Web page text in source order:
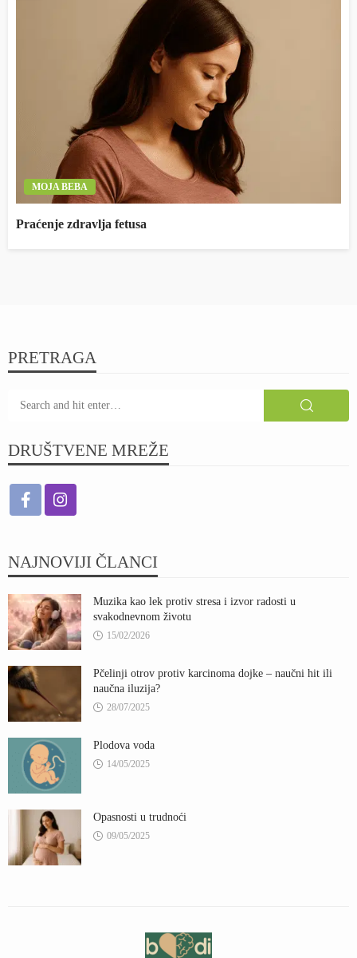
MOJA BEBA
Praćenje zdravlja fetusa
PRETRAGA
DRUŠTVENE MREŽE
NAJNOVIJI ČLANCI
Muzika kao lek protiv stresa i izvor radosti u
svakodnevnom životu
15/02/2026
Pčelinji otrov protiv karcinoma dojke – naučni hit ili
naučna iluzija?
28/07/2025
Plodova voda
14/05/2025
Opasnosti u trudnoći
09/05/2025